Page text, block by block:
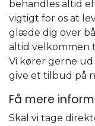
behandles altid
vigtigt for os at
glæde dig over
altid velkommen
Vi kører gerne
give et tilbud på
Få mere
Skal vi tage